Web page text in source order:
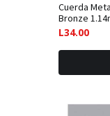
Cuerda
Bronze
L34.00